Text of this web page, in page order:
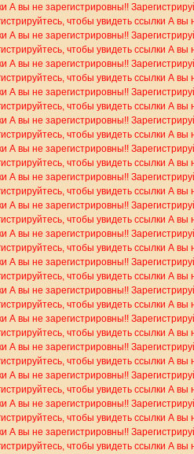
А вы не зарегистрировны!!
чтобы увидеть ссылки А вы
А вы не зарегистрировны!!
чтобы увидеть ссылки А вы
А вы не зарегистрировны!!
чтобы увидеть ссылки А вы
А вы не зарегистрировны!!
чтобы увидеть ссылки А вы
А вы не зарегистрировны!!
чтобы увидеть ссылки А вы
А вы не зарегистрировны!!
чтобы увидеть ссылки А вы
А вы не зарегистрировны!!
чтобы увидеть ссылки А вы
А вы не зарегистрировны!!
чтобы увидеть ссылки А вы
А вы не зарегистрировны!!
чтобы увидеть ссылки А вы
А вы не зарегистрировны!!
чтобы увидеть ссылки А вы
А вы не зарегистрировны!!
чтобы увидеть ссылки А вы
А вы не зарегистрировны!!
чтобы увидеть ссылки А вы
А вы не зарегистрировны!!
чтобы увидеть ссылки А вы
А вы не зарегистрировны!!
чтобы увидеть ссылки А вы
А вы не зарегистрировны!!
чтобы увидеть ссылки А вы
А вы не зарегистрировны!!
чтобы увидеть ссылки А вы